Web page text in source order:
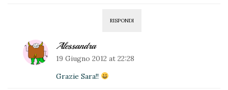
RISPONDI
Alessandra
19 Giugno 2012 at 22:28
Grazie Sara!!